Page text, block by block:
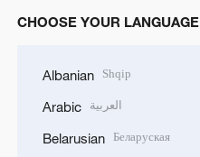
CHOOSE YOUR LANGUAGE
Albanian Shqip
Arabic العربية
Belarusian Беларуская